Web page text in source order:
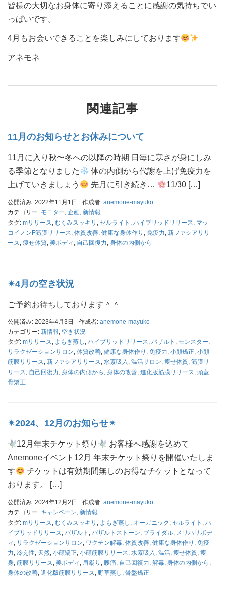
皆様の大切なお身体に寄り添えることに感謝の気持ちでい
っぱいです。
4月もお会いできることを楽しみにしております
アネモネ
関連記事
11月のお知らせとお休みについて
11月に入り秋〜冬への以降の時期 日毎に寒さが身にしみ
る季節となりました
体の内側から代謝を上げ免疫力を
上げていきましょう
先月に引き続き… 11/30 […]
公開済み: 2022年11月1日 作成者: anemone-mayuko
カテゴリー: モニター 企画 新情報
タグ: mリリース むくみスッキリ セルライト ハイブリッドリリース
マッ
コイノンF筋膜リリース 体質改善 健康な身体作り 免疫力 新ファシアリリ
ース 痩せ体質 美ボディ 自己回復力 身体の内側から
✴︎4月の空き状況
ご予約お待ちしております＾＾
公開済み: 2023年4月3日 作成者: anemone-mayuko
カテゴリー: 新情報, 空き状況
タグ: mリリース, よもぎ蒸し , ハイブリッドリリース, バザルト , モンスター,
リラクゼーションサロン, 体質改善, 健康な身体作り , 免疫力, 小顔矯正, 小顔
筋膜リリース, 新ファシアリリース, 水素吸入 , 温活サロン, 痩せ体質, 筋膜リ
リース, 自己回復力, 身体の内側から , 身体の改善, 進化版筋膜リリース, 頭蓋
骨矯正
✴︎2024、12月のお知らせ✴︎
12月年末チケット祭り
お客様へ感謝を込めて
Anemoneイベント12月 年末チケット祭りを開催いたしま
す
チケットは有効期間無しのお得なチケットとなって
おります。 […]
公開済み: 2024年12月2日 作成者: anemone-mayuko
カテゴリー: キャンペーン 新情報
タグ: mリリース むくみスッキリ よもぎ蒸し オーガニック セルライト
ハ
イブリッドリリース バザルト バザルトストーン ブライダル
メリハリボデ
ィ
リラクゼーションサロン ワクチン解毒 体質改善 健康な身体作り
免疫
力 冷え性 天然 小顔矯正 小顔筋膜リリース 水素吸入 温活 痩せ体質 痩
身 筋膜リリース 美ボディ 肩凝り 腰痛 自己回復力 解毒 身体の内側から
身体の改善 進化版筋膜リリース 野草蒸し 骨盤矯正